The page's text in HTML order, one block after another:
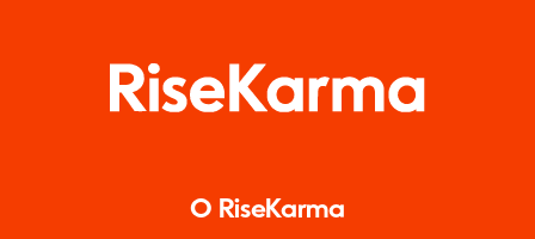
O RiseKarma